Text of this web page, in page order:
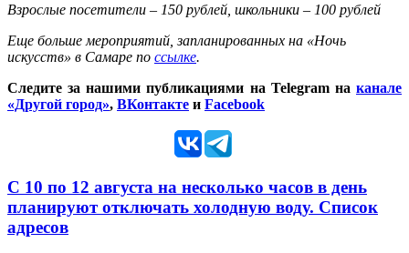
Взрослые посетители – 150 рублей, школьники – 100 рублей
Еще больше мероприятий, запланированных на «Ночь
искусств» в Самаре по ссылке.
Следите за нашими публикациями на Telegram на канале
«Другой город», ВКонтакте и Facebook
С 10 по 12 августа на несколько часов в день
планируют отключать холодную воду. Список
адресов